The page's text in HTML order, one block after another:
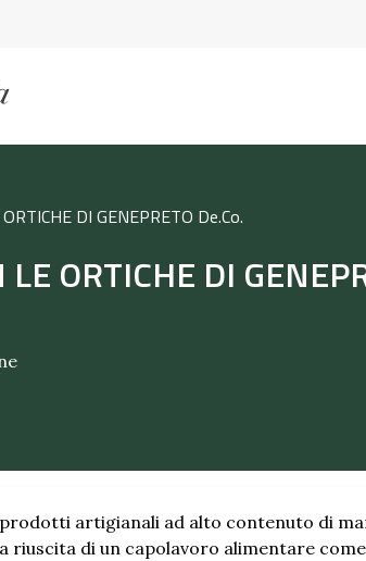
DI GENEPRETO De.Co.
ORTICHE DI
prodotti artigianali ad alto contenuto di
riuscita di un capolavoro alimentare